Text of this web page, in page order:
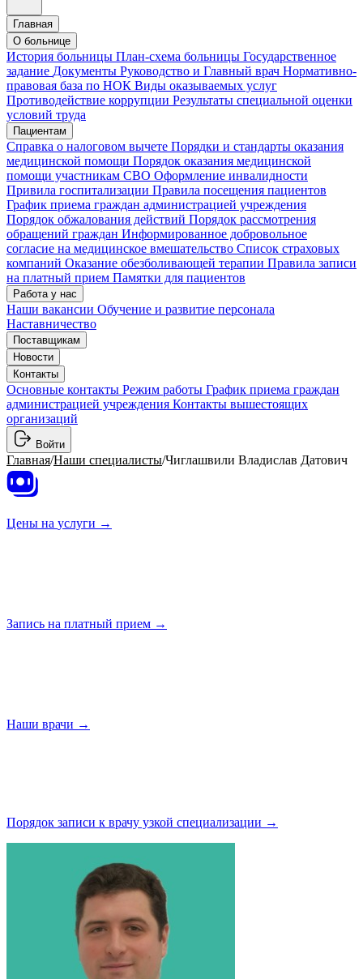
Главная
О больнице
История больницы План-схема больницы Государственное
задание Документы Руководство и Главный врач Нормативно-
правовая база по НОК Виды оказываемых услуг
Противодействие коррупции Результаты специальной оценки
условий труда
Пациентам
Справка о налоговом вычете Порядки и стандарты оказания
медицинской помощи Порядок оказания медицинской
помощи участникам СВО Оформление инвалидности
Привила госпитализации Правила посещения пациентов
График приема граждан администрацией учреждения
Порядок обжалования действий Порядок рассмотрения
обращений граждан Информированное добровольное
согласие на медицинское вмешательство Список страховых
компаний Оказание обезболивающей терапии Правила записи
на платный прием Памятки для пациентов
Работа у нас
Наши вакансии Обучение и развитие персонала
Наставничество
Поставщикам
Новости
Контакты
Основные контакты Режим работы График приема граждан
администрацией учреждения Контакты вышестоящих
организаций
Войти
Главная/Наши специалисты/Чиглашвили Владислав Датович
Цены на услуги →
Запись на платный прием →
Наши врачи →
Порядок записи к врачу узкой специализации →